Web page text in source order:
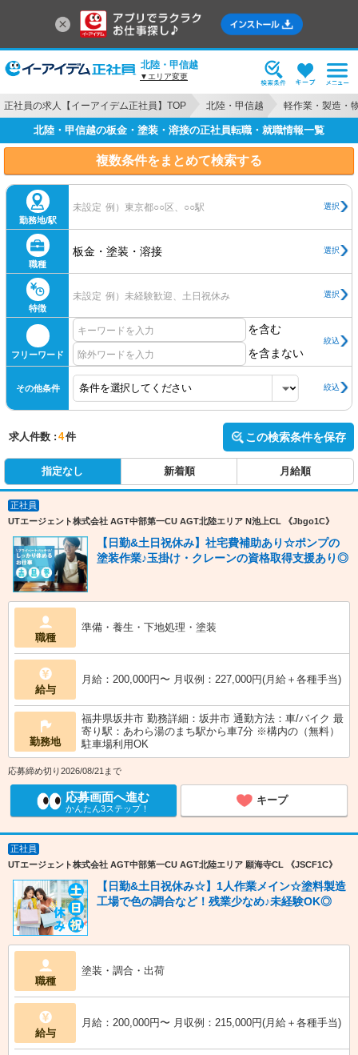
北陸・甲信越
▼エリア変更
正社員の求人【イーアイデム正社員】TOP 北陸・甲信越 軽作業・製造・
北陸・甲信越の板金・塗装・溶接の正社員転職・就職情報一覧
複数条件をまとめて検索する
勤務地/駅
未設定 例）東京都○○区、○○駅 選択
職種
板金・塗装・溶接 選択
特徴
未設定 例）未経験歓迎、土日祝休み 選択
フリーワード
を含む
を含まない
絞込
その他条件 絞込
求人件数 : 4件 この検索条件を保存
指定なし 新着順 月給順
正社員
UTエージェント株式会社 AGT中部第一CU AGT北陸エリア N池上CL 《Jbgo1C》
【日勤&土日祝休み】社宅費補助あり☆ポンプの
塗装作業♪玉掛け・クレーンの資格取得支援あり◎
職種
準備・養生・下地処理・塗装
給与
月給：200,000円〜 月収例：227,000円(月給＋各種手当)
勤務地
福井県坂井市 勤務詳細：坂井市 通勤方法：車/バイク 最
寄り駅：あわら湯のまち駅から車7分 ※構内の（無料）
駐車場利用OK
応募締め切り2026/08/21まで
応募画面へ進む
かんたん3ステップ！
キープ
正社員
UTエージェント株式会社 AGT中部第一CU AGT北陸エリア 願海寺CL 《JSCF1C》
【日勤&土日祝休み☆】1人作業メイン☆塗料製造
工場で色の調合など！残業少なめ♪未経験OK◎
職種
塗装・調合・出荷
給与
月給：200,000円〜 月収例：215,000円(月給＋各種手当)